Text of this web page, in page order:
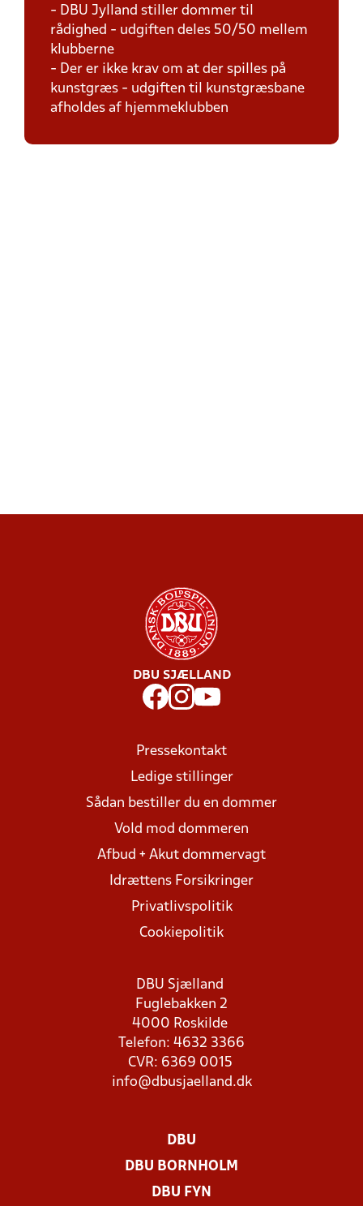
- DBU Jylland stiller dommer til
rådighed - udgiften deles 50/50 mellem
klubberne
- Der er ikke krav om at der spilles på
kunstgræs - udgiften til kunstgræsbane
afholdes af hjemmeklubben
DBU SJÆLLAND
Pressekontakt
Ledige stillinger
Sådan bestiller du en dommer
Vold mod dommeren
Afbud + Akut dommervagt
Idrættens Forsikringer
Privatlivspolitik
Cookiepolitik
DBU Sjælland
Fuglebakken 2
4000 Roskilde
Telefon: 4632 3366
CVR: 6369 0015
info@dbusjaelland.dk
DBU
DBU BORNHOLM
DBU FYN